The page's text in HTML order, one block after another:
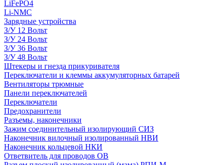
LiFePO4
Li-NMC
Зарядные устройства
З/У 12 Вольт
З/У 24 Вольт
З/У 36 Вольт
З/У 48 Вольт
Штекеры и гнезда прикуривателя
Переключатели и клеммы аккумуляторных батарей
Вентиляторы трюмные
Панели переключателей
Переключатели
Предохранители
Разъемы, наконечники
Зажим соединительный изолирующий СИЗ
Наконечник вилочный изолированный НВИ
Наконечник кольцевой НКИ
Ответвитель для проводов ОВ